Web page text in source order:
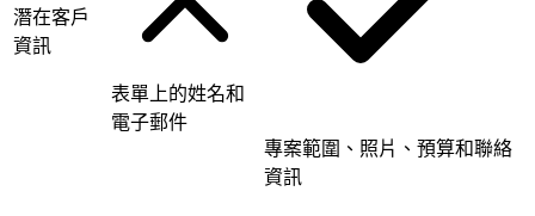
潛在客戶
資訊
表單上的姓名和
電子郵件
專案範圍、照片、預算和聯絡
資訊